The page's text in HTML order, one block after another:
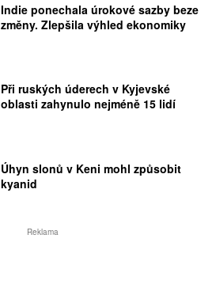
Indie ponechala úrokové sazby beze
změny. Zlepšila výhled ekonomiky
Při ruských úderech v Kyjevské
oblasti zahynulo nejméně 15 lidí
Úhyn slonů v Keni mohl způsobit
kyanid
Reklama